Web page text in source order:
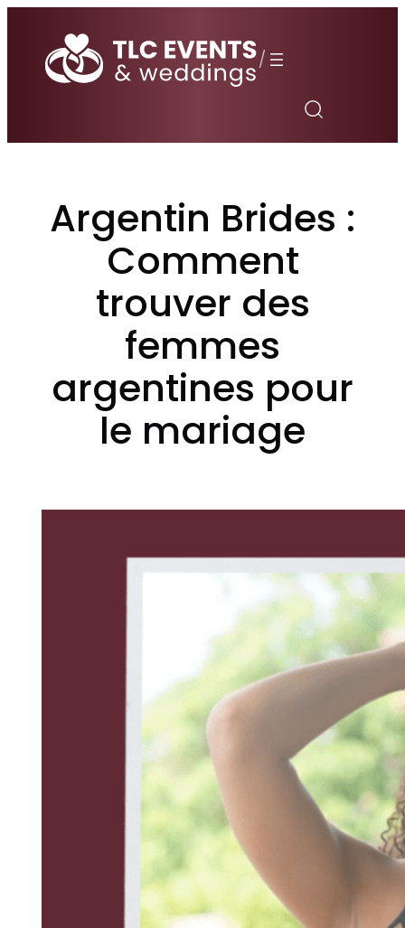
contenu
/
Argentin Brides :
Comment
trouver des
femmes
argentines pour
le mariage